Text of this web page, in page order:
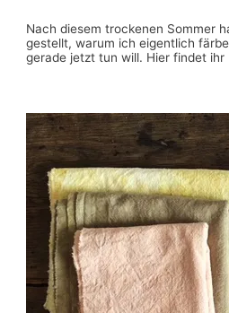
Nach diesem trockenen Sommer
gestellt, warum ich eigentlich
gerade jetzt tun will. Hier findet ihr